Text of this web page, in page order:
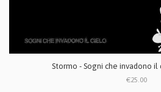
Stormo - Sogni che invadono
€25.00